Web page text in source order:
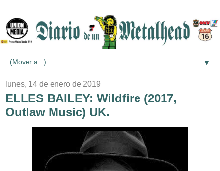
▼
lunes, 14 de enero de 2019
ELLES BAILEY: Wildfire (2017,
Outlaw Music) UK.